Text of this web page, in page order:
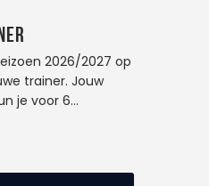
2026/2027 op
trainer. Jouw
je voor 6…